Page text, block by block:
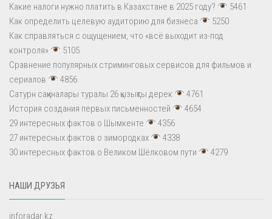
Какие налоги нужно платить в Казахстане в 2025 году?
5461
Как определить целевую аудиторию для бизнеса
5250
Как справляться с ощущением, что «всё выходит из-под
контроля»
5105
Сравнение популярных стриминговых сервисов для фильмов и
сериалов
4856
Сатурн сақиналары туралы 26 қызықты дерек
4761
История создания первых письменностей
4654
29 интересных фактов о Шымкенте
4356
27 интересных фактов о зимородках
4338
30 интересных фактов о Великом Шёлковом пути
4279
НАШИ ДРУЗЬЯ
inforadar.kz